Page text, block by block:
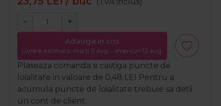
− +
Adauga in cos
Livrare estimata: marți 11 aug. - miercuri 12 aug.
Plaseaza comanda si castiga puncte de
loialitate in valoare de 0,48 LEI Pentru a
acumula puncte de loialitate trebuie sa detii
un cont de client.